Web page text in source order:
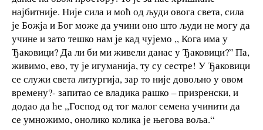
најбитније. Није сила и моћ од људи овога света, сила
је Божја и Бог може да учини оно што људи не могу да
учине и зато тешко нам је кад чујемо ,, Кога има у
Ђаковици? Да ли би ми живели данас у Ђаковици?” Па,
живимо, ево, ту је игуманија, ту су сестре! У Ђаковици
се служи света литургија, зар то није довољно у овом
времену?- запитао се владика рашко – призренски, и
додао да ће ,,Господ од тог малог семена учинити да
се умножимо, онолико колика је његова воља.“